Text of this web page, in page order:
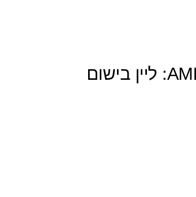
AMERICAN EAGLE OUTFITTERS: ליין בישום